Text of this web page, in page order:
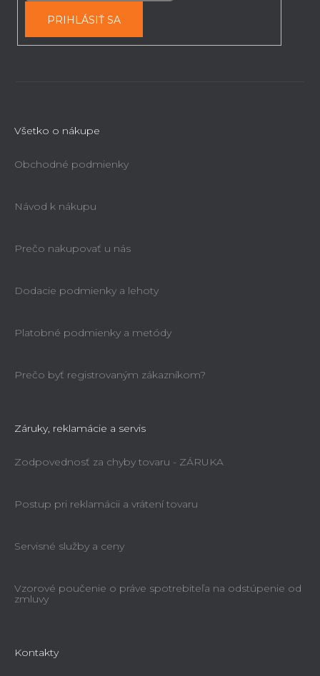
PRIHLÁSIŤ SA
Všetko o nákupe
Obchodné podmienky
Návod k nákupu
Prečo nakupovať u nás
Dodacie podmienky a lehoty
Platobné podmienky a metódy
Prečo byť registrovaným zákazníkom?
Záruky, reklamácie a servis
Zodpovednosť za chyby tovaru - ZÁRUKA
Postup pri reklamácii a vrátení tovaru
Servisné služby a ceny
Vzorové poučenie o práve spotrebiteľa na odstúpenie od
zmluvy
Kontakty